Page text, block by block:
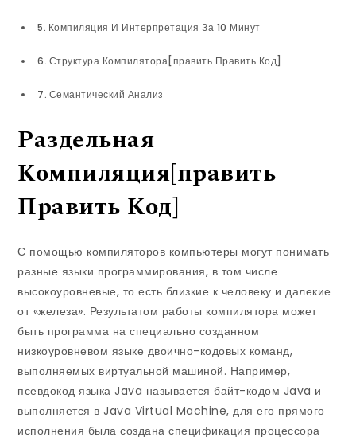
Компиляция И Интерпретация За 10 Минут
Структура Компилятора[править Править Код]
Семантический Анализ
Раздельная
Компиляция[править
Править Код]
С помощью компиляторов компьютеры могут понимать
разные языки программирования, в том числе
высокоуровневые, то есть близкие к человеку и далекие
от «железа». Результатом работы компилятора может
быть программа на специально созданном
низкоуровневом языке двоично-кодовых команд,
выполняемых виртуальной машиной. Например,
псевдокод языка Java называется байт-кодом Java и
выполняется в Java Virtual Machine, для его прямого
исполнения была создана спецификация процессора